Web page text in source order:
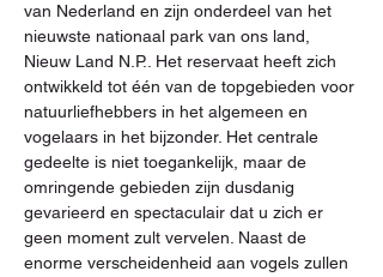
van Nederland en zijn onderdeel van het
nieuwste nationaal park van ons land,
Nieuw Land N.P.. Het reservaat heeft zich
ontwikkeld tot één van de topgebieden voor
natuurliefhebbers in het algemeen en
vogelaars in het bijzonder. Het centrale
gedeelte is niet toegankelijk, maar de
omringende gebieden zijn dusdanig
gevarieerd en spectaculair dat u zich er
geen moment zult vervelen. Naast de
enorme verscheidenheid aan vogels zullen